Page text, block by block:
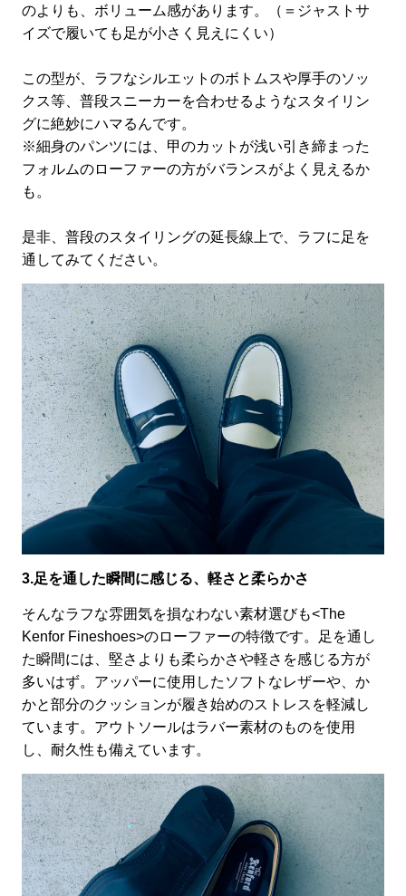
のよりも、ボリューム感があります。（＝ジャストサ
イズで履いても足が小さく見えにくい）
この型が、ラフなシルエットのボトムスや厚手のソッ
クス等、普段スニーカーを合わせるようなスタイリン
グに絶妙にハマるんです。
※細身のパンツには、甲のカットが浅い引き締まった
フォルムのローファーの方がバランスがよく見えるか
も。
是非、普段のスタイリングの延長線上で、ラフに足を
通してみてください。
3.足を通した瞬間に感じる、軽さと柔らかさ
そんなラフな雰囲気を損なわない素材選びも<The
Kenfor Fineshoes>のローファーの特徴です。足を通し
た瞬間には、堅さよりも柔らかさや軽さを感じる方が
多いはず。アッパーに使用したソフトなレザーや、か
かと部分のクッションが履き始めのストレスを軽減し
ています。アウトソールはラバー素材のものを使用
し、耐久性も備えています。